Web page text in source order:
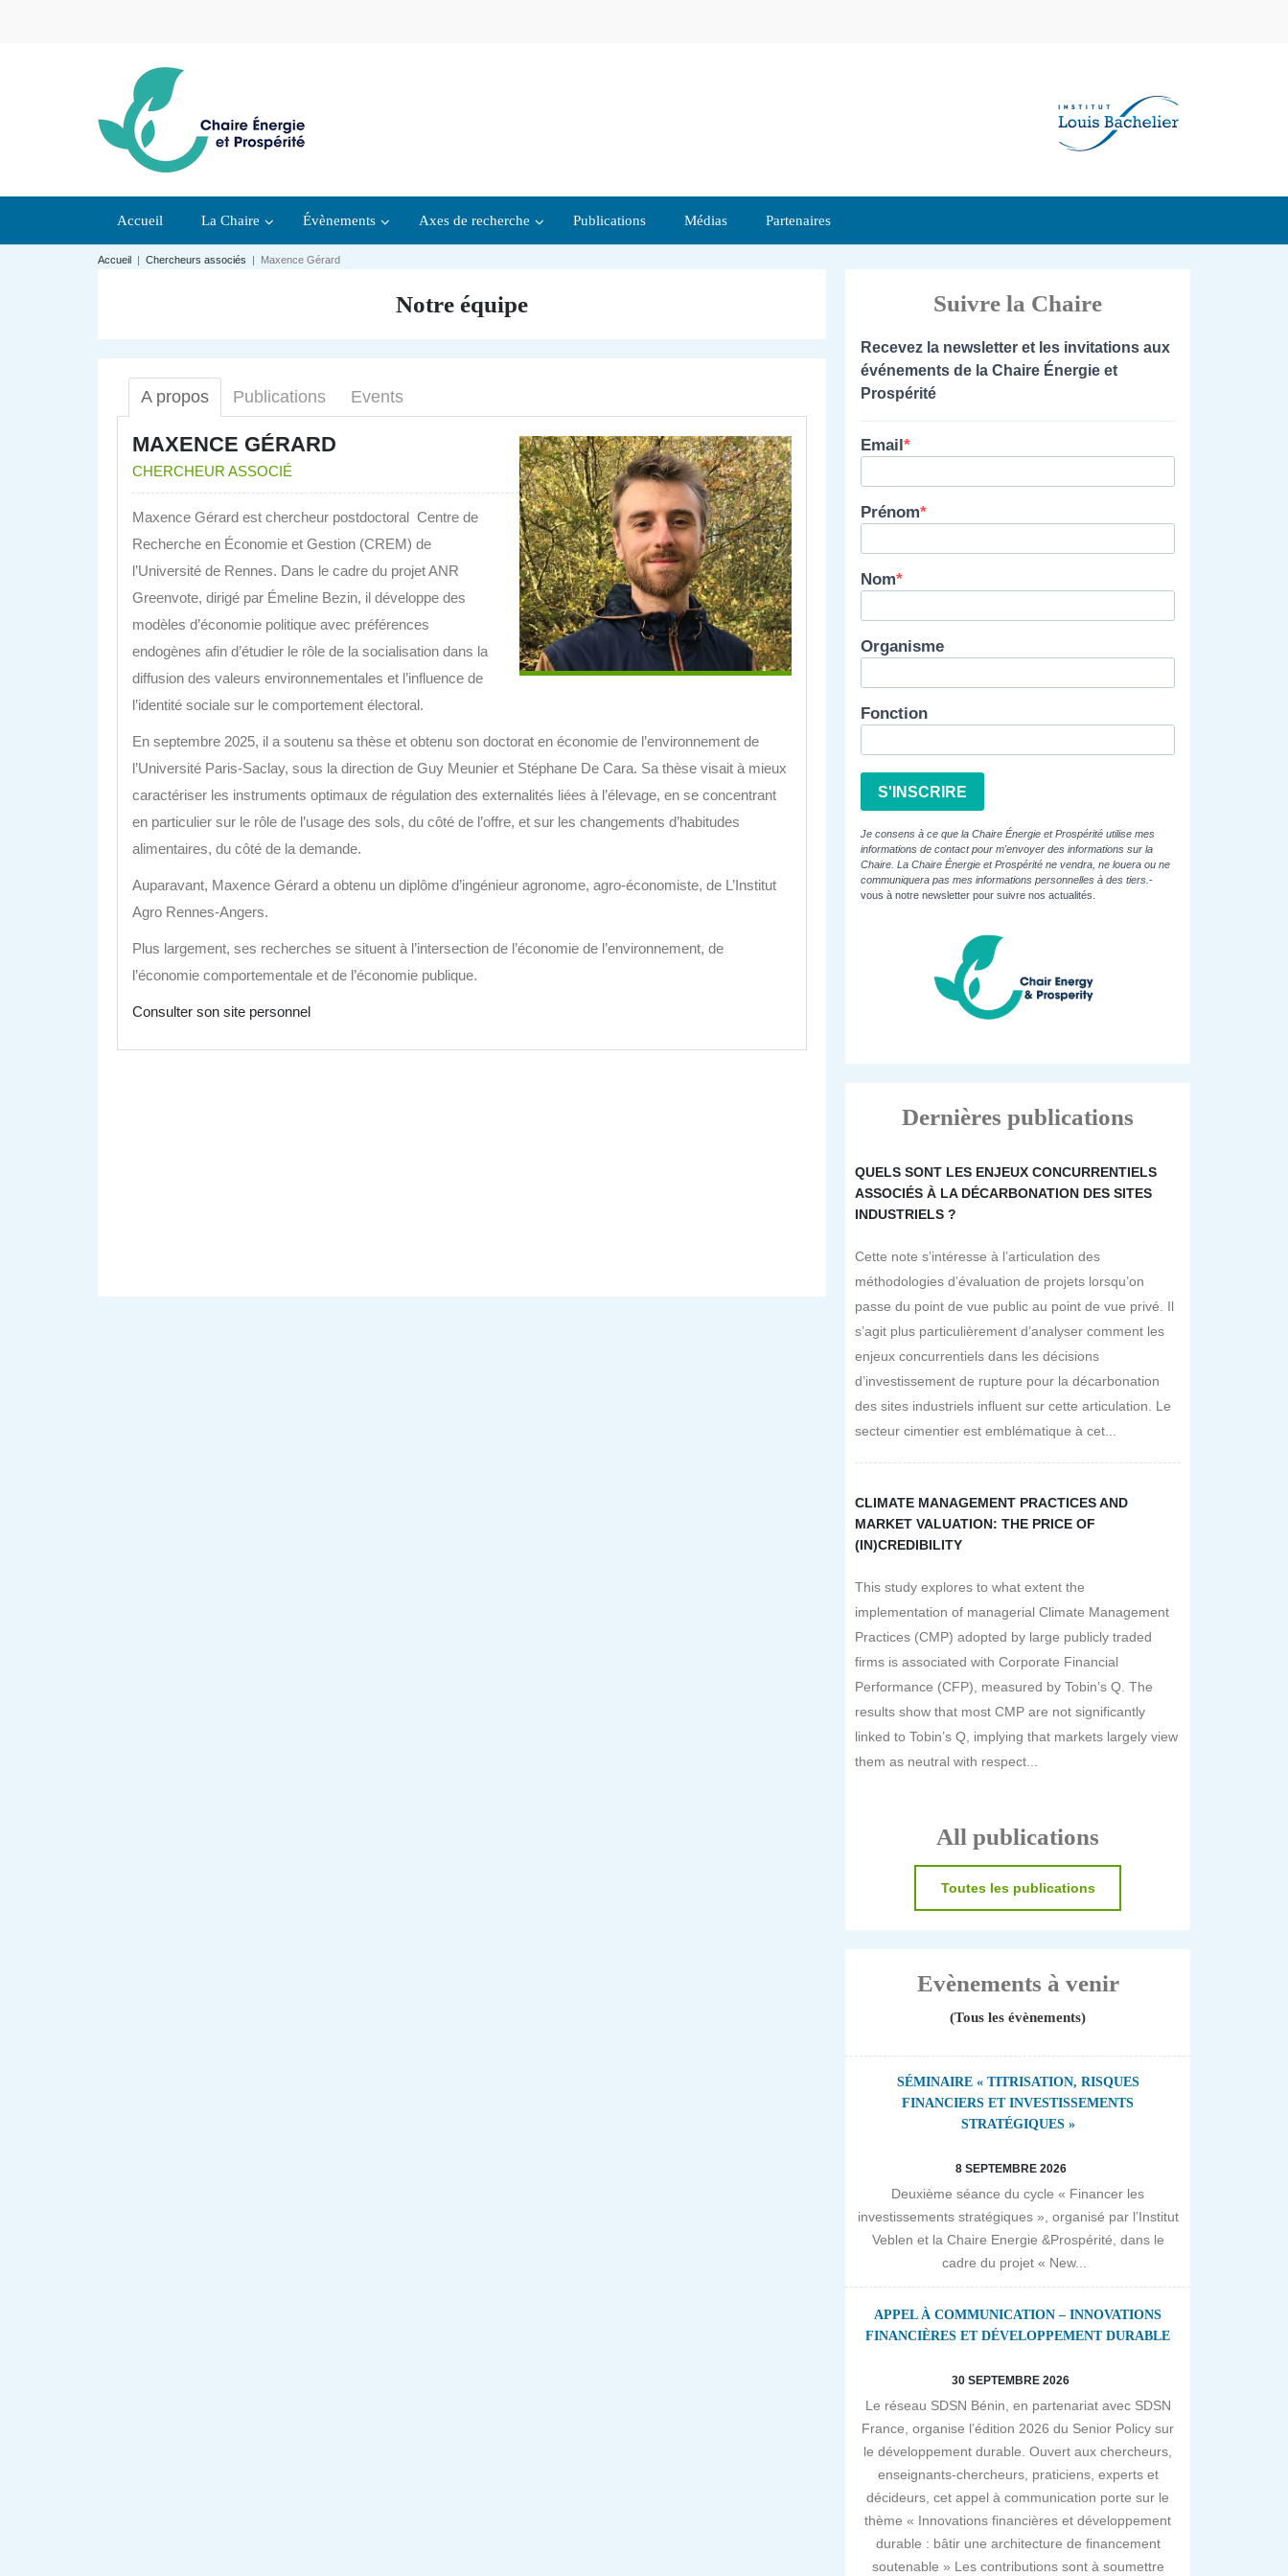
Accueil La Chaire Évènements Axes de recherche Publications Médias Partenaires
Accueil | Chercheurs associés | Maxence Gérard
Notre équipe
A propos Publications Events
MAXENCE GÉRARD
CHERCHEUR ASSOCIÉ
Maxence Gérard est chercheur postdoctoral Centre de
Recherche en Économie et Gestion (CREM) de
l’Université de Rennes. Dans le cadre du projet ANR
Greenvote, dirigé par Émeline Bezin, il développe des
modèles d’économie politique avec préférences
endogènes afin d’étudier le rôle de la socialisation dans la
diffusion des valeurs environnementales et l’influence de
l’identité sociale sur le comportement électoral.
En septembre 2025, il a soutenu sa thèse et obtenu son doctorat en économie de l’environnement de
l’Université Paris-Saclay, sous la direction de Guy Meunier et Stéphane De Cara. Sa thèse visait à mieux
caractériser les instruments optimaux de régulation des externalités liées à l’élevage, en se concentrant
en particulier sur le rôle de l’usage des sols, du côté de l’offre, et sur les changements d’habitudes
alimentaires, du côté de la demande.
Auparavant, Maxence Gérard a obtenu un diplôme d’ingénieur agronome, agro-économiste, de L’Institut
Agro Rennes-Angers.
Plus largement, ses recherches se situent à l’intersection de l’économie de l’environnement, de
l’économie comportementale et de l’économie publique.
Consulter son site personnel
Suivre la Chaire
Recevez la newsletter et les invitations aux
événements de la Chaire Énergie et
Prospérité
Email
Prénom
Nom
Organisme
Fonction
S'INSCRIRE
Je consens à ce que la Chaire Énergie et Prospérité utilise mes
informations de contact pour m'envoyer des informations sur la
Chaire. La Chaire Énergie et Prospérité ne vendra, ne louera ou ne
communiquera pas mes informations personnelles à des tiers. -
vous à notre newsletter pour suivre nos actualités.
Dernières publications
QUELS SONT LES ENJEUX CONCURRENTIELS
ASSOCIÉS À LA DÉCARBONATION DES SITES
INDUSTRIELS ?
Cette note s’intéresse à l’articulation des
méthodologies d’évaluation de projets lorsqu’on
passe du point de vue public au point de vue privé. Il
s’agit plus particulièrement d’analyser comment les
enjeux concurrentiels dans les décisions
d’investissement de rupture pour la décarbonation
des sites industriels influent sur cette articulation. Le
secteur cimentier est emblématique à cet...
CLIMATE MANAGEMENT PRACTICES AND
MARKET VALUATION: THE PRICE OF
(IN)CREDIBILITY
This study explores to what extent the
implementation of managerial Climate Management
Practices (CMP) adopted by large publicly traded
firms is associated with Corporate Financial
Performance (CFP), measured by Tobin’s Q. The
results show that most CMP are not significantly
linked to Tobin’s Q, implying that markets largely view
them as neutral with respect...
All publications
Toutes les publications
Evènements à venir
(Tous les évènements)
SÉMINAIRE « TITRISATION, RISQUES
FINANCIERS ET INVESTISSEMENTS
STRATÉGIQUES »
8 SEPTEMBRE 2026
Deuxième séance du cycle « Financer les
investissements stratégiques », organisé par l’Institut
Veblen et la Chaire Energie &Prospérité, dans le
cadre du projet « New...
APPEL À COMMUNICATION – INNOVATIONS
FINANCIÈRES ET DÉVELOPPEMENT DURABLE
30 SEPTEMBRE 2026
Le réseau SDSN Bénin, en partenariat avec SDSN
France, organise l’édition 2026 du Senior Policy sur
le développement durable. Ouvert aux chercheurs,
enseignants-chercheurs, praticiens, experts et
décideurs, cet appel à communication porte sur le
thème « Innovations financières et développement
durable : bâtir une architecture de financement
soutenable » Les contributions sont à soumettre